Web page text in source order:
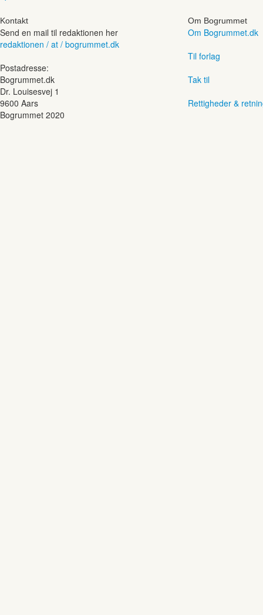
Kontakt
Send en mail til redaktionen her
redaktionen / at / bogrummet.dk
Postadresse:
Bogrummet.dk
Dr. Louisesvej 1
9600 Aars
Om Bogrummet
Om Bogrummet.dk
Til forlag
Tak til
Rettigheder &
Bogrummet 2020